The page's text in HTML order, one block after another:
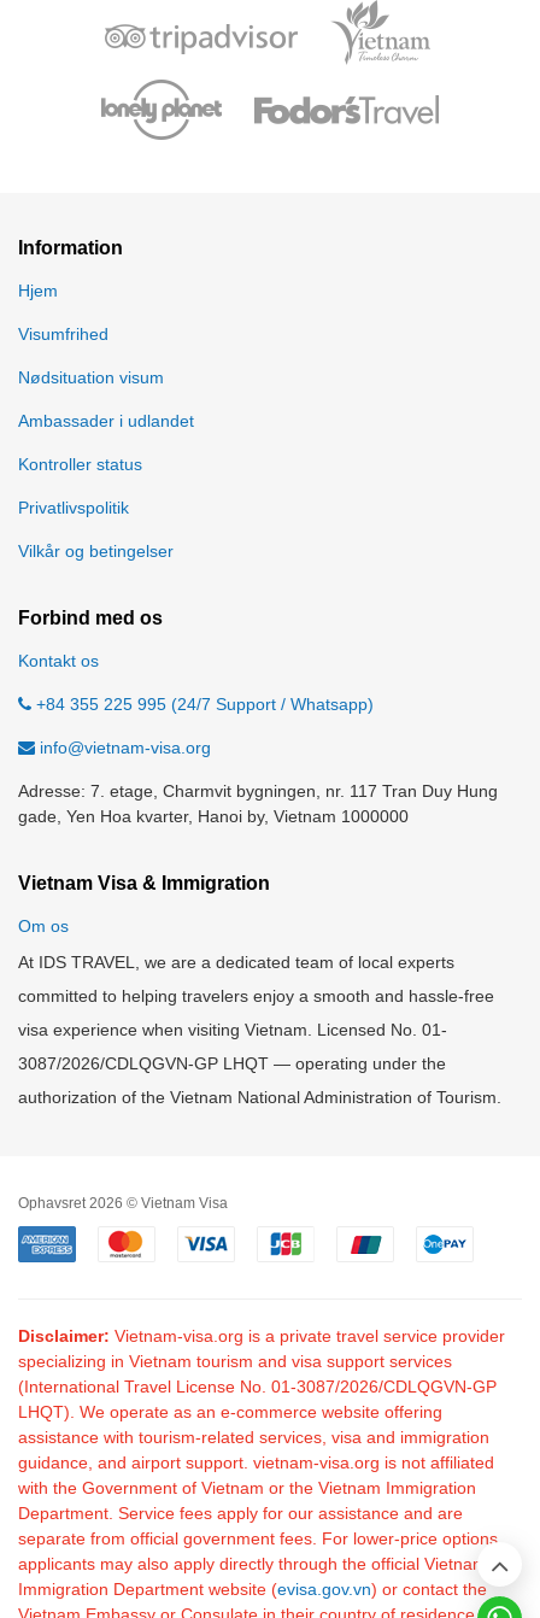
Information
Hjem
Visumfrihed
Nødsituation visum
Ambassader i udlandet
Kontroller status
Privatlivspolitik
Vilkår og betingelser
Forbind med os
Kontakt os
+84 355 225 995 (24/7 Support / Whatsapp)
info@vietnam-visa.org
Adresse: 7. etage, Charmvit bygningen, nr. 117 Tran Duy Hung
gade, Yen Hoa kvarter, Hanoi by, Vietnam 1000000
Vietnam Visa & Immigration
Om os
At IDS TRAVEL, we are a dedicated team of local experts
committed to helping travelers enjoy a smooth and hassle-free
visa experience when visiting Vietnam. Licensed No. 01-
3087/2026/CDLQGVN-GP LHQT — operating under the
authorization of the Vietnam National Administration of Tourism.
Ophavsret 2026 © Vietnam Visa
Disclaimer: Vietnam-visa.org is a private travel service provider
specializing in Vietnam tourism and visa support services
(International Travel License No. 01-3087/2026/CDLQGVN-GP
LHQT). We operate as an e-commerce website offering
assistance with tourism-related services, visa and immigration
guidance, and airport support. vietnam-visa.org is not affiliated
with the Government of Vietnam or the Vietnam Immigration
Department. Service fees apply for our assistance and are
separate from official government fees. For lower-price options,
applicants may also apply directly through the official Vietnam
Immigration Department website (evisa.gov.vn) or contact the